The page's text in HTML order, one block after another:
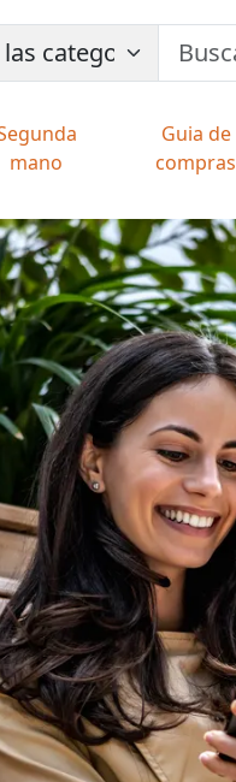
mano
Guia de
compras